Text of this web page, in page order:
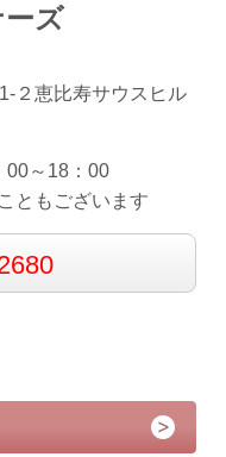
ズ
２恵比寿サウスヒル
～18：00
ともございます